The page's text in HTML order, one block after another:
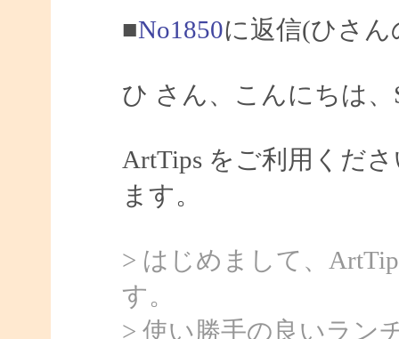
■No1850に返信(ひさん
ひ さん、こんにちは、
ArtTips をご利用くだ
ます。
> はじめまして、
す。
> 使い勝手の良いラン